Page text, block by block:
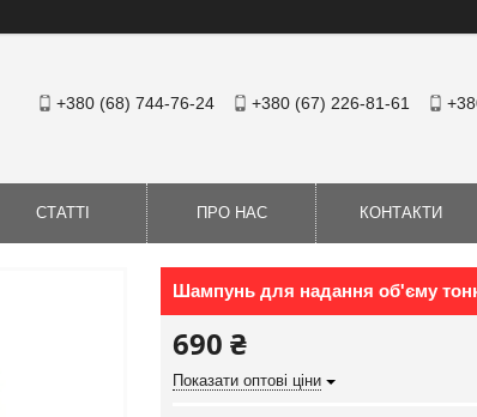
+380 (68) 744-76-24 +380 (67) 226-81-61
СТАТТІ ПРО НАС КОНТАКТИ
Шампунь для надання об'єму
690 ₴
Показати оптові ціни